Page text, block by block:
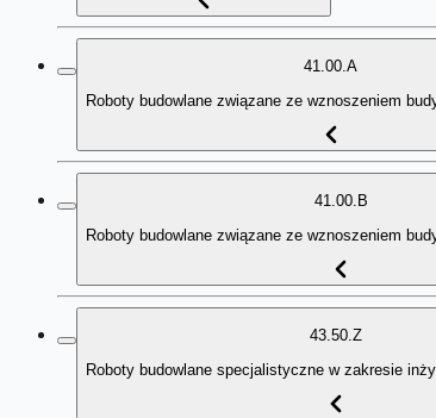
41.00.A
Roboty budowlane związane ze wznoszeniem
41.00.B
Roboty budowlane związane ze wznoszeniem
43.50.Z
Roboty budowlane specjalistyczne w zakresie